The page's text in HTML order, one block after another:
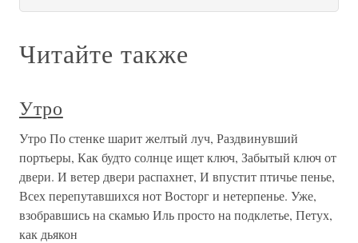
Читайте также
Утро
Утро По стенке шарит желтый луч, Раздвинувший
портьеры, Как будто солнце ищет ключ, Забытый ключ от
двери. И ветер двери распахнет, И впустит птичье пенье,
Всех перепутавшихся нот Восторг и нетерпенье. Уже,
взобравшись на скамью Иль просто на подклетье, Петух,
как дьякон